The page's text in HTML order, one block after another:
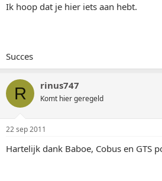
Ik hoop dat je hier iets aan hebt.
Succes
R rinus747
Komt hier geregeld
22 sep 2011
Hartelijk dank Baboe, Cobus en GTS